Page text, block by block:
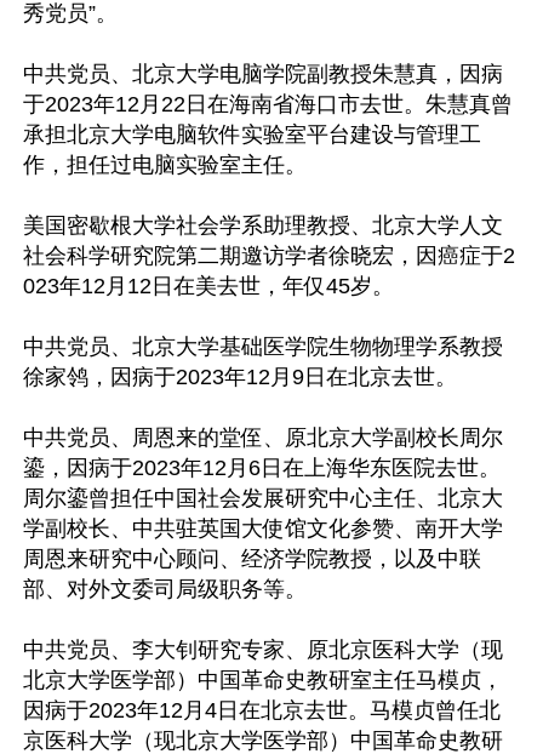
秀党员”。
中共党员、北京大学电脑学院副教授朱慧真，因病
于2023年12月22日在海南省海口市去世。朱慧真曾
承担北京大学电脑软件实验室平台建设与管理工
作，担任过电脑实验室主任。
美国密歇根大学社会学系助理教授、北京大学人文
社会科学研究院第二期邀访学者徐晓宏，因癌症于2
023年12月12日在美去世，年仅45岁。
中共党员、北京大学基础医学院生物物理学系教授
徐家鸰，因病于2023年12月9日在北京去世。
中共党员、周恩来的堂侄、原北京大学副校长周尔
鎏，因病于2023年12月6日在上海华东医院去世。
周尔鎏曾担任中国社会发展研究中心主任、北京大
学副校长、中共驻英国大使馆文化参赞、南开大学
周恩来研究中心顾问、经济学院教授，以及中联
部、对外文委司局级职务等。
中共党员、李大钊研究专家、原北京医科大学（现
北京大学医学部）中国革命史教研室主任马模贞，
因病于2023年12月4日在北京去世。马模贞曾任北
京医科大学（现北京大学医学部）中国革命史教研